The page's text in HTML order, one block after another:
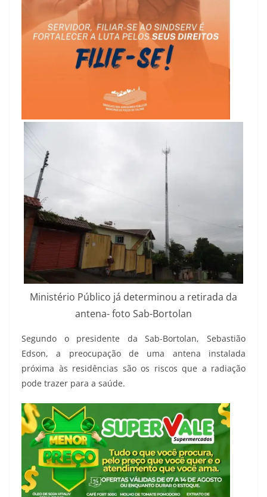
Ministério Público já determinou a retirada da
antena- foto Sab-Bortolan
Segundo o presidente da Sab-Bortolan, Sebastião
Edson, a preocupação de uma antena instalada
próxima às residências são os riscos que a radiação
pode trazer para a saúde.